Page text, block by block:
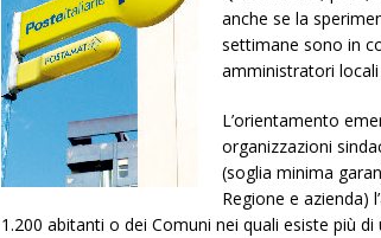
[ 7 Agosto 2026 ] Alba:
[ 7 Agosto 2026 ] Dal 13 al
vitello
PRIMO PIANO
[ 7 Agosto 2026 ] Rotary
anche se la
settimane sono in
amministratori
L’orientamento
organizzazioni
(soglia minima
Regione e azienda)
1.200 abitanti o dei Comuni nei quali esiste più di